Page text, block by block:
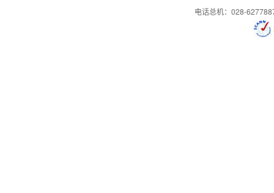
电话总机：028-